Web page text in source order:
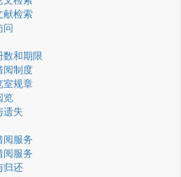
献检索
问
数和期限
阅制度
室规章
览
遗失
阅服务
阅服务
归还